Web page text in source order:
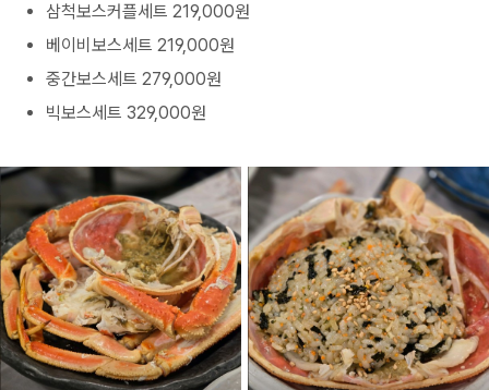
삼척보스커플세트 219,000원
베이비보스세트 219,000원
중간보스세트 279,000원
빅보스세트 329,000원